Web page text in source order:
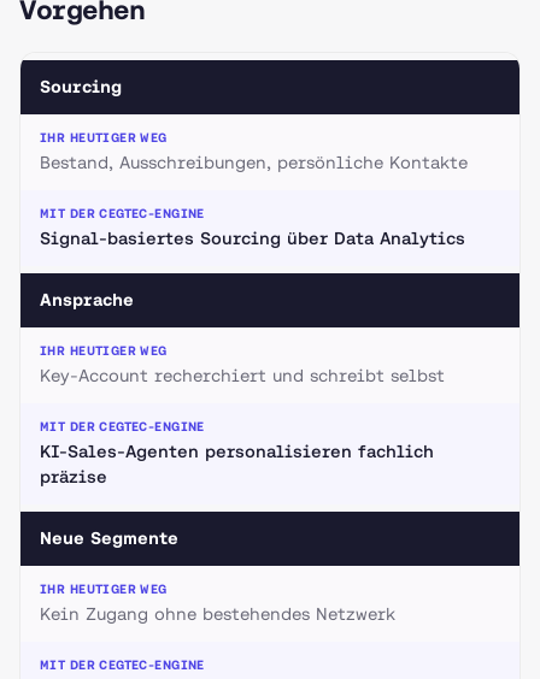
Vorgehen
Sourcing
Bestand, Ausschreibungen, persönliche Kontakte
Signal-basiertes Sourcing über Data Analytics
Ansprache
Key-Account recherchiert und schreibt selbst
KI-Sales-Agenten personalisieren fachlich
präzise
Neue Segmente
Kein Zugang ohne bestehendes Netzwerk